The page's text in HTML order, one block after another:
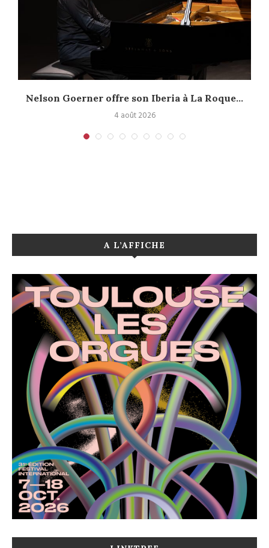
Nelson Goerner offre son Iberia à La Roque...
4 août 2026
A L’AFFICHE